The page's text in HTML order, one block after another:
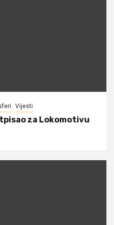
Vijesti
za Lokomotivu